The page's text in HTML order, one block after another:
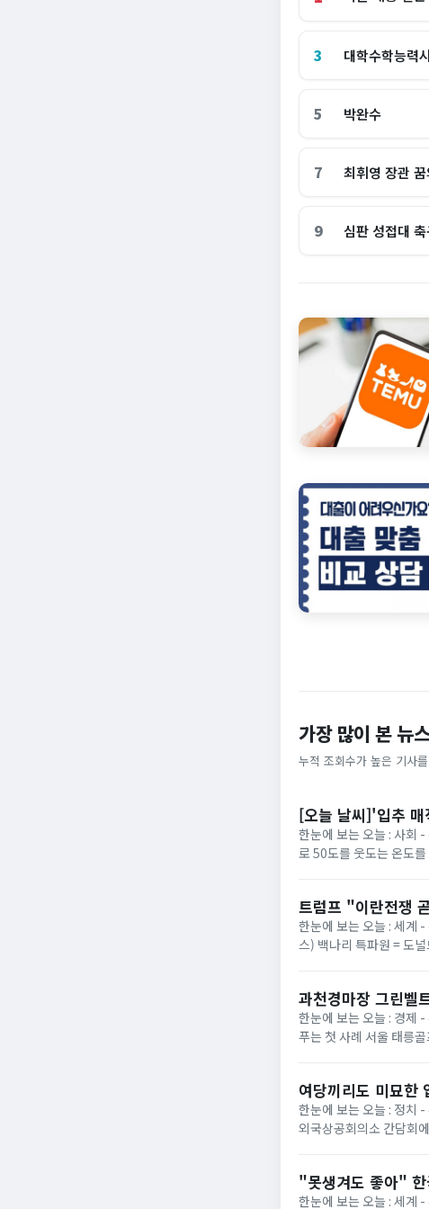
3 대학수학능력
5 박완수
7 최휘영 장관
9 심판 성접대
가장 많이 본 뉴스
누적 조회수가 높은 기사
[오늘 날씨]'입추
한눈에 보는 오늘 : 사회
로 50도를 웃도는 온도
트럼프 "이란전쟁
한눈에 보는 오늘 : 세계
스) 백나리 특파원 = 도
과천경마장 그린벨
한눈에 보는 오늘 : 경제
푸는 첫 사례 서울 태릉
여당끼리도 미묘
한눈에 보는 오늘 : 정치
외국상공회의소 간담회
"못생겨도 좋아"
한눈에 보는 오늘 : 세계